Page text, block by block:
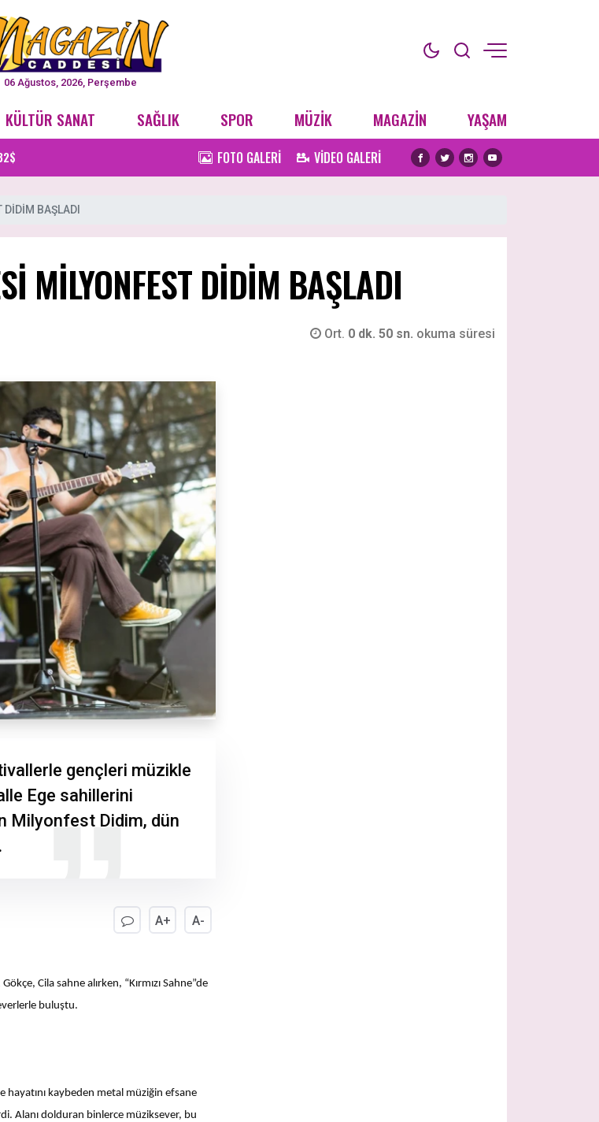
06 Ağustos, 2026, Perşembe
KÜLTÜR SANAT SAĞLIK SPOR MÜZİK MAGAZİN YAŞAM
FOTO GALERİ VİDEO GALERİ
DİDİM BAŞLADI
MİLYONFEST DİDİM BAŞLADI
Ort. 0 dk. 50 sn. okuma süresi
gençleri müzikle
Ege sahillerini
Milyonfest Didim, dün
A+ A-
Cila sahne alırken, “Kırmızı Sahne”de
buluştu.
hayatını kaybeden metal müziğin efsane
Alanı dolduran binlerce müziksever, bu